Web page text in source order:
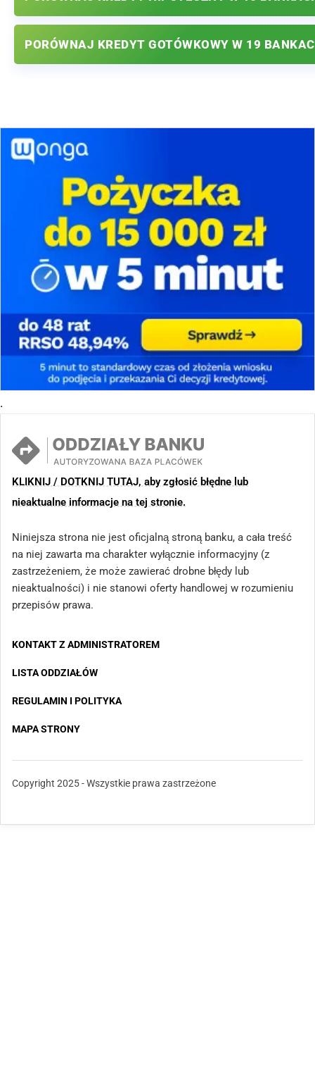
PORÓWNAJ KREDYT GOTÓWKOWY W 19
.
KLIKNIJ / DOTKNIJ TUTAJ, aby zgłosić błędne lub
nieaktualne informacje na tej stronie.
Niniejsza strona nie jest oficjalną stroną banku, a cała treść
na niej zawarta ma charakter wyłącznie informacyjny (z
zastrzeżeniem, że może zawierać drobne błędy lub
nieaktualności) i nie stanowi oferty handlowej w rozumieniu
przepisów prawa.
KONTAKT Z ADMINISTRATOREM
LISTA ODDZIAŁÓW
REGULAMIN I POLITYKA
MAPA STRONY
Copyright 2025 - Wszystkie prawa zastrzeżone